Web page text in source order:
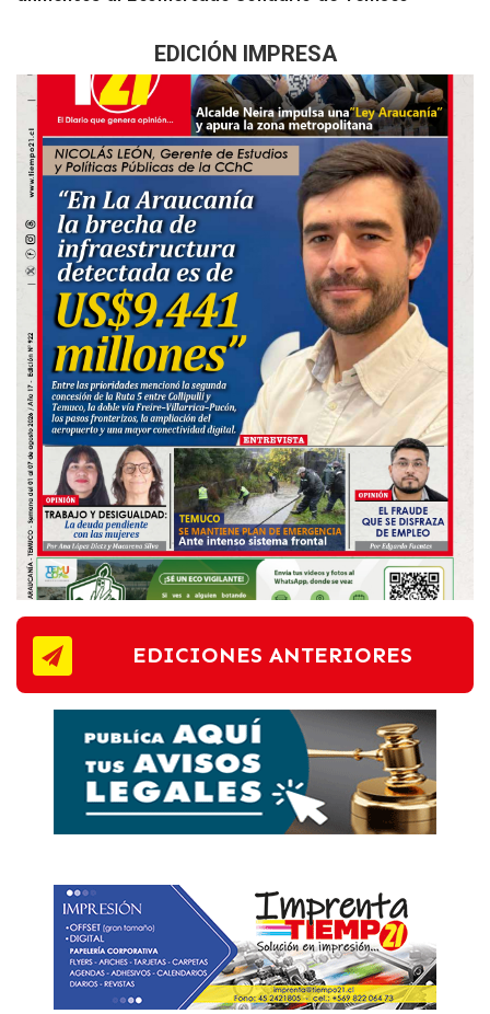
EDICIÓN IMPRESA
EDICIONES ANTERIORES